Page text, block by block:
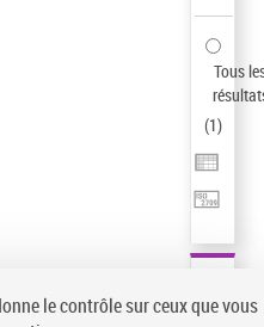
Tous
(1)
le contrôle sur ceux que vous